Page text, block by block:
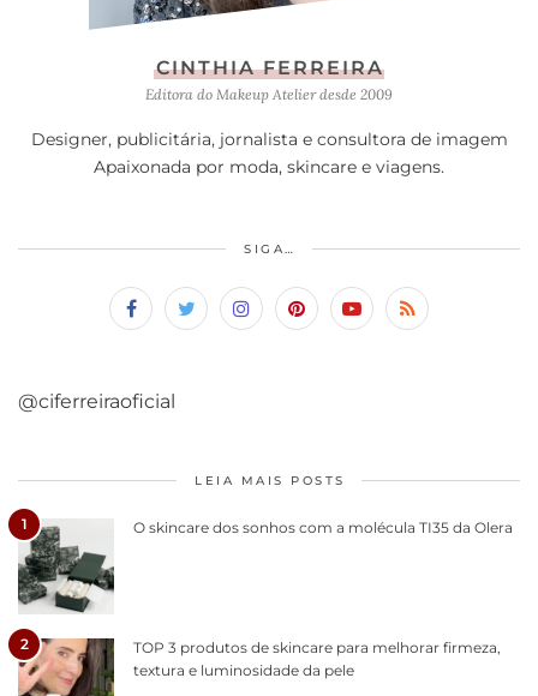
CINTHIA FERREIRA
Editora do Makeup Atelier desde 2009
Designer, publicitária, jornalista e consultora de imagem
Apaixonada por moda, skincare e viagens.
SIGA…
@ciferreiraoficial
LEIA MAIS POSTS
1 O skincare dos sonhos com a molécula TI35 da Olera
2
TOP 3 produtos de skincare para melhorar firmeza,
textura e luminosidade da pele